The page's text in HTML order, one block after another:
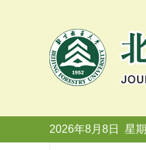
2026年8月8日 星期